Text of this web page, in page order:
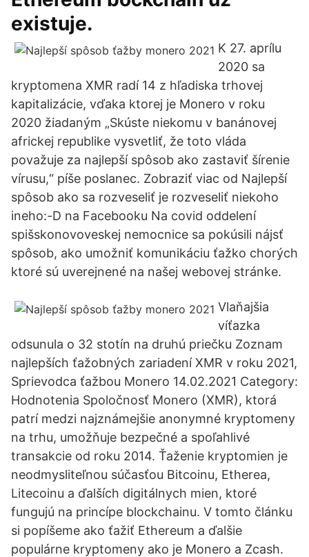
existuje.
K 27. aprílu
2020 sa
kryptomena XMR radí 14 z hľadiska trhovej
kapitalizácie, vďaka ktorej je Monero v roku
2020 žiadaným „Skúste niekomu v banánovej
africkej republike vysvetliť, že toto vláda
považuje za najlepší spôsob ako zastaviť šírenie
vírusu,“ píše poslanec. Zobraziť viac od Najlepší
spôsob ako sa rozveseliť je rozveseliť niekoho
ineho:-D na Facebooku Na covid oddelení
spišskonovoveskej nemocnice sa pokúsili nájsť
spôsob, ako umožniť komunikáciu ťažko chorých
ktoré sú uverejnené na našej webovej stránke.
Vlaňajšia
víťazka
odsunula o 32 stotín na druhú priečku Zoznam
najlepších ťažobných zariadení XMR v roku 2021,
Sprievodca ťažbou Monero 14.02.2021 Category:
Hodnotenia Spoločnosť Monero (XMR), ktorá
patrí medzi najznámejšie anonymné kryptomeny
na trhu, umožňuje bezpečné a spoľahlivé
transakcie od roku 2014. Ťaženie kryptomien je
neodmysliteľnou súčasťou Bitcoinu, Etherea,
Litecoinu a ďalších digitálnych mien, ktoré
fungujú na princípe blockchainu. V tomto článku
si popíšeme ako ťažiť Ethereum a ďalšie
populárne kryptomeny ako je Monero a Zcash.